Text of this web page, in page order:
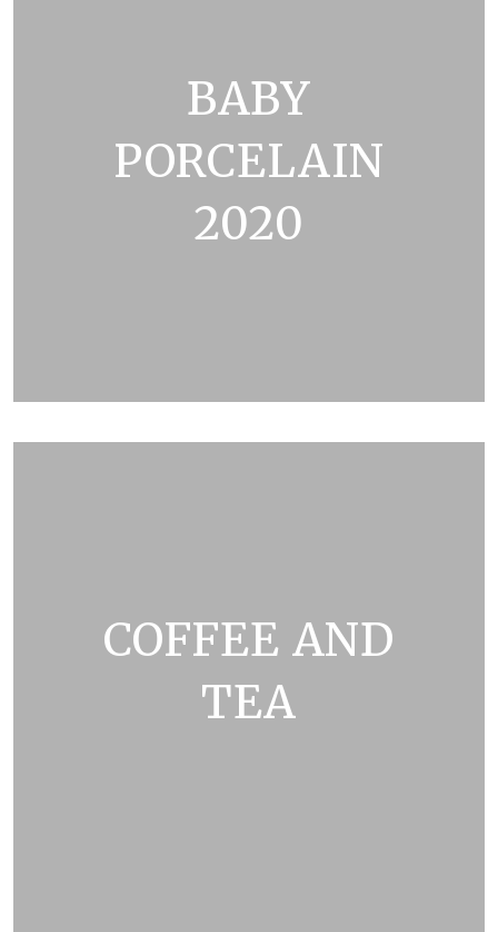
BABY
PORCELAIN
2020
COFFEE AND
TEA